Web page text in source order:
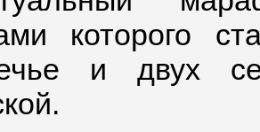
которого
и двух